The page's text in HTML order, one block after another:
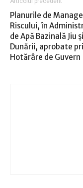
Planurile de
Riscului, în
de Apă Bazinală Jiu
Dunării, aprobate
Hotărâre de Guvern